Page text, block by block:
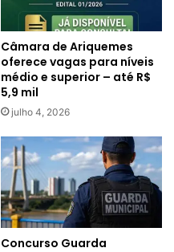
Câmara de Ariquemes
oferece vagas para níveis
médio e superior – até R$
5,9 mil
julho 4, 2026
Concurso Guarda